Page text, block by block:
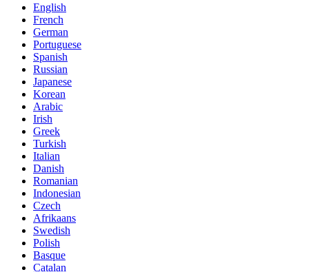
English
French
German
Portuguese
Spanish
Russian
Japanese
Korean
Arabic
Irish
Greek
Turkish
Italian
Danish
Romanian
Indonesian
Czech
Afrikaans
Swedish
Polish
Basque
Catalan